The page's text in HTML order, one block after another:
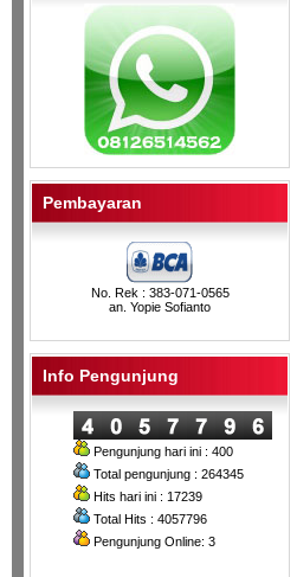
Pembayaran
No. Rek : 383-071-0565
an. Yopie Sofianto
Info Pengunjung
Pengunjung hari ini : 400
Total pengunjung : 264345
Hits hari ini : 17239
Total Hits : 4057796
Pengunjung Online: 3